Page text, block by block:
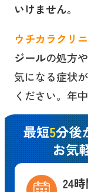
いけません。
ウチカラクリ
ジールの処方
気になる症状
ください。年